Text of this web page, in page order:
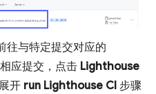
往与特定提交对应的
应提交，点击 Lighthouse
开 run Lighthouse CI 步骤